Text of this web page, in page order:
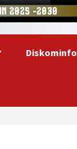
Diskominfo